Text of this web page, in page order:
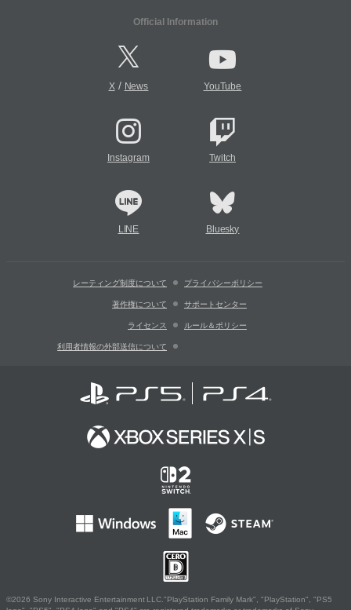
Official Information
X/ News YouTube
Instagram Twitch
LINE Bluesky
レーティング制度について プライバシーポリシー
著作権について サポートセンター
ライセンス ルール＆ポリシー
利用者情報の外部送信について
©2026 Sony Interactive Entertainment LLC."PlayStation Family Mark", "PlayStation", "PS5